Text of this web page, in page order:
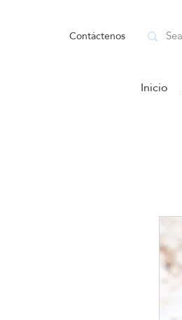
Contáctenos
Inicio